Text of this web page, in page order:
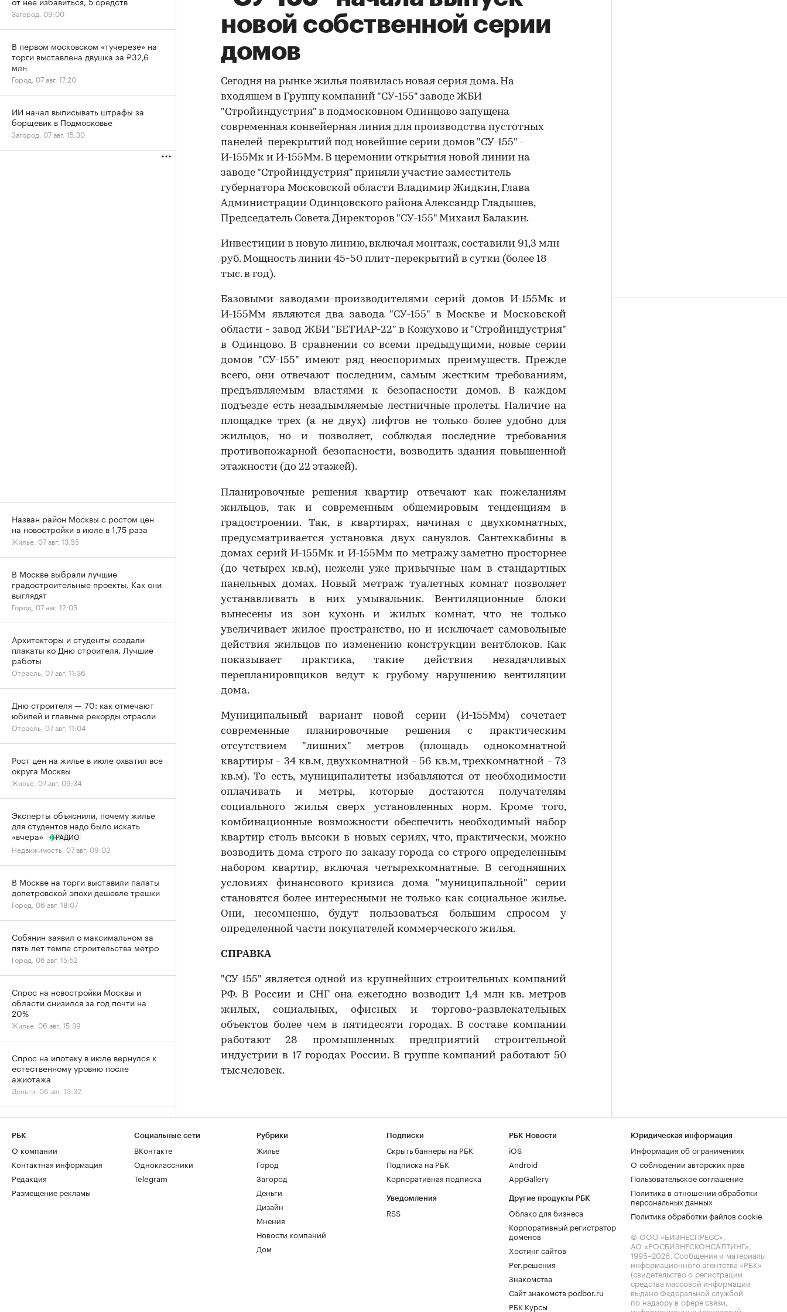
новой собственной серии
домов
Сегодня на рынке жилья появилась новая серия дома. На
входящем в Группу компаний "СУ-155" заводе ЖБИ
"Стройиндустрия" в подмосковном Одинцово запущена
современная конвейерная линия для производства пустотных
панелей-перекрытий под новейшие серии домов "СУ-155" -
И-155Мк и И-155Мм. В церемонии открытия новой линии на
заводе "Стройиндустрия" приняли участие заместитель
губернатора Московской области Владимир Жидкин, Глава
Администрации Одинцовского района Александр Гладышев,
Председатель Совета Директоров "СУ-155" Михаил Балакин.
Инвестиции в новую линию, включая монтаж, составили 91,3 млн
руб. Мощность линии 45-50 плит-перекрытий в сутки (более 18
тыс. в год).
Базовыми заводами-производителями серий домов И-155Мк и
И-155Мм являются два завода "СУ-155" в Москве и Московской
области - завод ЖБИ "БЕТИАР-22" в Кожухово и "Стройиндустрия"
в Одинцово. В сравнении со всеми предыдущими, новые серии
домов "СУ-155" имеют ряд неоспоримых преимуществ. Прежде
всего, они отвечают последним, самым жестким требованиям,
предъявляемым властями к безопасности домов. В каждом
подъезде есть незадымляемые лестничные пролеты. Наличие на
площадке трех (а не двух) лифтов не только более удобно для
жильцов, но и позволяет, соблюдая последние требования
противопожарной безопасности, возводить здания повышенной
этажности (до 22 этажей).
Планировочные решения квартир отвечают как пожеланиям
жильцов, так и современным общемировым тенденциям в
градостроении. Так, в квартирах, начиная с двухкомнатных,
предусматривается установка двух санузлов. Сантехкабины в
домах серий И-155Мк и И-155Мм по метражу заметно просторнее
(до четырех кв.м), нежели уже привычные нам в стандартных
панельных домах. Новый метраж туалетных комнат позволяет
устанавливать в них умывальник. Вентиляционные блоки
вынесены из зон кухонь и жилых комнат, что не только
увеличивает жилое пространство, но и исключает самовольные
действия жильцов по изменению конструкции вентблоков. Как
показывает практика, такие действия незадачливых
перепланировщиков ведут к грубому нарушению вентиляции
дома.
Муниципальный вариант новой серии (И-155Мм) сочетает
современные планировочные решения с практическим
отсутствием "лишних" метров (площадь однокомнатной
квартиры - 34 кв.м, двухкомнатной - 56 кв.м, трехкомнатной - 73
кв.м). То есть, муниципалитеты избавляются от необходимости
оплачивать и метры, которые достаются получателям
социального жилья сверх установленных норм. Кроме того,
комбинационные возможности обеспечить необходимый набор
квартир столь высоки в новых сериях, что, практически, можно
возводить дома строго по заказу города со строго определенным
набором квартир, включая четырехкомнатные. В сегодняшних
условиях финансового кризиса дома "муниципальной" серии
становятся более интересными не только как социальное жилье.
Они, несомненно, будут пользоваться большим спросом у
определенной части покупателей коммерческого жилья.
СПРАВКА
"СУ-155" является одной из крупнейших строительных компаний
РФ. В России и СНГ она ежегодно возводит 1,4 млн кв. метров
жилых, социальных, офисных и торгово-развлекательных
объектов более чем в пятидесяти городах. В составе компании
работают 28 промышленных предприятий строительной
индустрии в 17 городах России. В группе компаний работают 50
тыс.человек.
Загород, 09:00
В первом московском «тучерезе» на
торги выставлена двушка за ₽32,6
млн
Город, 07 авг, 17:20
ИИ начал выписывать штрафы за
борщевик в Подмосковье
Загород, 07 авг, 15:30
Назван район Москвы с ростом цен
на новостройки в июле в 1,75 раза
Жилье, 07 авг, 13:55
В Москве выбрали лучшие
градостроительные проекты. Как они
выглядят
Город, 07 авг, 12:05
Архитекторы и студенты создали
плакаты ко Дню строителя. Лучшие
работы
Отрасль, 07 авг, 11:36
Дню строителя — 70: как отмечают
юбилей и главные рекорды отрасли
Отрасль, 07 авг, 11:04
Рост цен на жилье в июле охватил все
округа Москвы
Жилье, 07 авг, 09:34
Эксперты объяснили, почему жилье
для студентов надо было искать
«вчера»
РАДИО
Недвижимость, 07 авг, 09:03
В Москве на торги выставили палаты
допетровской эпохи дешевле трешки
Город, 06 авг, 18:07
Собянин заявил о максимальном за
пять лет темпе строительства метро
Город, 06 авг, 15:52
Спрос на новостройки Москвы и
области снизился за год почти на
20%
Жилье, 06 авг, 15:39
Спрос на ипотеку в июле вернулся к
естественному уровню после
ажиотажа
Деньги, 06 авг, 13:32
символом премиальной жизни в
Город, 06 авг, 13:05
РБК
О компании
Контактная информация
Редакция
Размещение рекламы
Социальные сети
ВКонтакте
Одноклассники
Telegram
Рубрики
Жилье
Город
Загород
Деньги
Дизайн
Мнения
Новости компаний
Дом
Подписки
Скрыть баннеры на РБК
Подписка на РБК
Корпоративная подписка
Уведомления
RSS
РБК Новости
iOS
Android
AppGallery
Другие продукты РБК
Облако для бизнеса
Корпоративный регистратор
доменов
Хостинг сайтов
Рег.решения
Знакомства
Сайт знакомств podbor.ru
РБК Курсы
Юридическая информация
Информация об ограничениях
О соблюдении авторских прав
Пользовательское соглашение
Политика в отношении обработки
персональных данных
Политика обработки файлов cookie
© ООО «БИЗНЕСПРЕСС»,
АО «РОСБИЗНЕСКОНСАЛТИНГ»,
1995–2026. Сообщения и материалы
информационного агентства «РБК»
(свидетельство о регистрации
средства массовой информации
выдано Федеральной службой
по надзору в сфере связи,